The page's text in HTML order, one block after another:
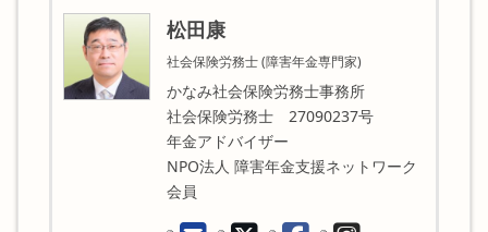
松田康
社会保険労務士 (障害年金専門家)
かなみ社会保険労務士事務所
社会保険労務士 27090237号
年金アドバイザー
NPO法人 障害年金支援ネットワーク
会員